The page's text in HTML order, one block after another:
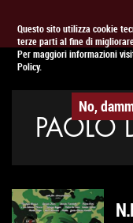
Questo sito utilizza cookie
terze parti al fine di
Per maggiori informazioni
Policy.
No,
PAOLO